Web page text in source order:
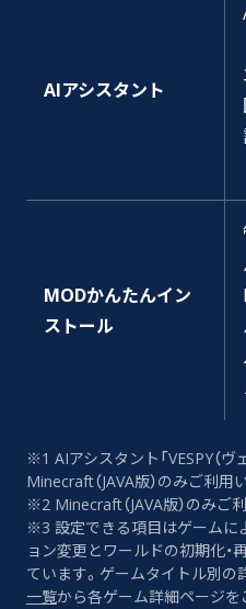
AIアシスタント
MODかんたんイン
ストール
※1 AIアシスタント「VESPY（ヴ
Minecraft（JAVA版）のみご利用
※2 Minecraft（JAVA版）のみご
※3 設定できる項目はゲームに
ョン変更とワールドの初期化・
ています。ゲームタイトル別の
一覧から各ゲーム詳細ページを